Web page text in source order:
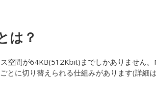
は？
空間が64KB(512Kbit)までしかありません。
とに切り替えられる仕組みがあります(詳細は